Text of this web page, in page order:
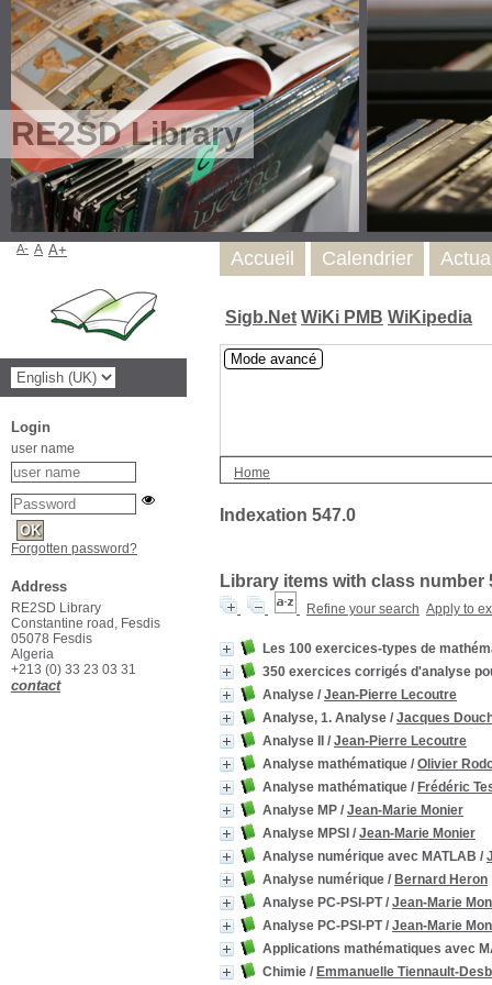
RE2SD Library
Sigb.Net WiKi PMB WiKipedia
Mode avancé
Home
Indexation 547.0
Library items with class number
Refine your search Apply to
Les 100 exercices-types de
350 exercices corrigés d'analyse
Analyse / Jean-Pierre Lecoutre
Analyse, 1. Analyse / Jacques
Analyse II
/ Jean-Pierre Lecoutre
Analyse mathématique / Olivier
Analyse mathématique / Frédéric
Analyse MP / Jean-Marie Monier
Analyse MPSI / Jean-Marie Monier
Analyse numérique avec MATLAB /
Analyse numérique / Bernard Heron
Analyse PC-PSI-PT/ Jean-Marie
Analyse PC-PSI-PT/ Jean-Marie
Applications mathématiques avec
Chimie / Emmanuelle Tiennault-
Accueil Calendrier
A- A A+
Login
user name
Forgotten password?
Address
RE2SD Library
Constantine road, Fesdis
05078 Fesdis
Algeria
+213 (0) 33 23 03 31
contact